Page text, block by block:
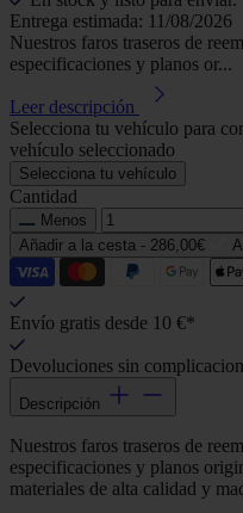
Entrega estimada: 11/08/2026
Nuestros faros traseros de
especificaciones y planos or...
Leer descripción
Selecciona tu vehículo para
vehículo seleccionado
Selecciona tu vehículo
Cantidad
Menos
Añadir a la cesta - 286,00€
Envío gratis desde 10 €*
Devoluciones sin
Descripción
Nuestros faros traseros de
especificaciones y planos
materiales de alta calidad y